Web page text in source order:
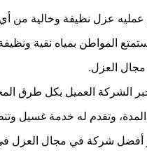
عمليه عزل نظيفة وخالية
المواطن بمياه نقية
العزل.
الشركة العميل بكل طرق
وتقدم له خدمة غسيل
أفضل شركة في مجال العزل في